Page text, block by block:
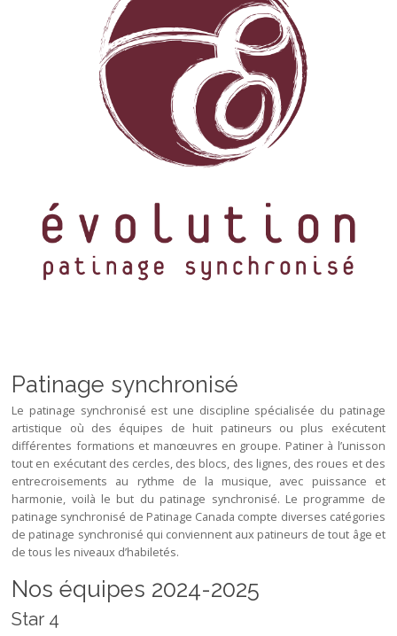
Patinage synchronisé
Le patinage synchronisé est une discipline spécialisée du patinage
artistique où des équipes de huit patineurs ou plus exécutent
différentes formations et manœuvres en groupe. Patiner à l’unisson
tout en exécutant des cercles, des blocs, des lignes, des roues et des
entrecroisements au rythme de la musique, avec puissance et
harmonie, voilà le but du patinage synchronisé. Le programme de
patinage synchronisé de Patinage Canada compte diverses catégories
de patinage synchronisé qui conviennent aux patineurs de tout âge et
de tous les niveaux d’habiletés.
Nos équipes 2024-2025
Star 4